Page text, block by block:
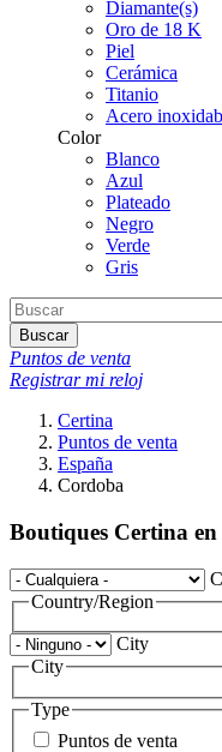
Diamante(s)
Oro de 18 K
Piel
Cerámica
Titanio
Acero
Color
Blanco
Azul
Plateado
Negro
Verde
Gris
Buscar
Puntos de venta
Registrar mi reloj
Certina
Puntos de venta
España
Cordoba
Boutiques Certina
Country/Region
City
City
Type
Puntos de venta